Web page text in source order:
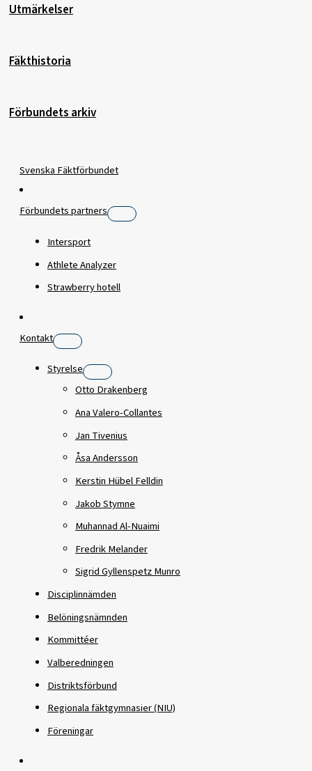
Utmärkelser
Fäkthistoria
Förbundets arkiv
Svenska Fäktförbundet
Förbundets partners
Intersport
Athlete Analyzer
Strawberry hotell
Kontakt
Styrelse
Otto Drakenberg
Ana Valero-Collantes
Jan Tivenius
Åsa Andersson
Kerstin Hübel Felldin
Jakob Stymne
Muhannad Al-Nuaimi
Fredrik Melander
Sigrid Gyllenspetz Munro
Disciplinnämden
Belöningsnämnden
Kommittéer
Valberedningen
Distriktsförbund
Regionala fäktgymnasier (NIU)
Föreningar